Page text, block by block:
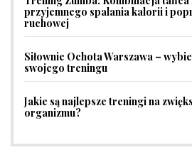
przyjemnego spalania kalorii i
ruchowej
Siłownie Ochota Warszawa –
swojego treningu
Jakie są najlepsze treningi na
organizmu?